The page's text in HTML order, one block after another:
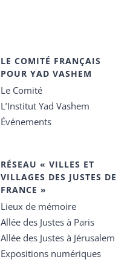
LE COMITÉ FRANÇAIS
POUR YAD VASHEM
Le Comité
L’Institut Yad Vashem
Événements
RÉSEAU « VILLES ET
VILLAGES DES JUSTES DE
FRANCE »
Lieux de mémoire
Allée des Justes à Paris
Allée des Justes à Jérusalem
Expositions numériques